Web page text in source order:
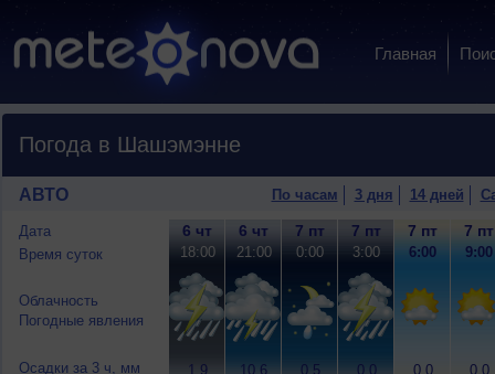
Главная
Погода в Шашэмэнне
АВТО По часам 3 дня 14 дней
Дата
Время суток
Облачность
Погодные явления
Осадки за 3 ч, мм
6 чт
18:00
1.9
6 чт
21:00
10.6
7 пт
0:00
0.5
7 пт
3:00
0.0
7 пт
6:00
0.0
7 пт
9:00
0.0